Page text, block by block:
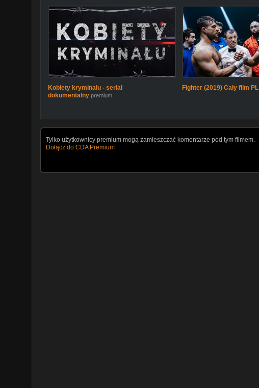
Kobiety kryminału - serial
dokumentalny premium
Fighter (2019) Cały film PL
Tylko użytkownicy premium mogą zamieszczać komentarze pod tym filmem.
Dołącz do CDA Premium